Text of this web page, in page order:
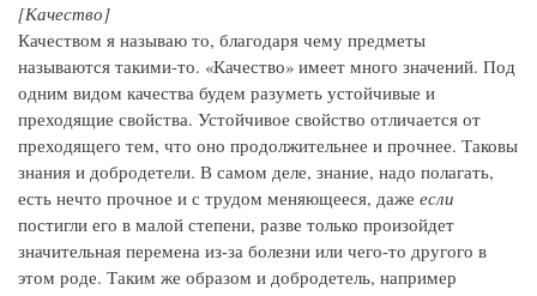
[Качество]
Качеством я называю то, благодаря чему предметы
называются такими-то. «Качество» имеет много значений. Под
одним видом качества будем разуметь устойчивые и
преходящие свойства. Устойчивое свойство отличается от
преходящего тем, что оно продолжительнее и прочнее. Таковы
знания и добродетели. В самом деле, знание, надо полагать,
есть нечто прочное и с трудом меняющееся, даже если
постигли его в малой степени, разве только произойдет
значительная перемена из-за болезни или чего-то другого в
этом роде. Таким же образом и добродетель, например